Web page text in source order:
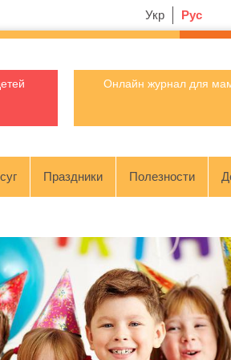
Укр Рус
Онлайн журнал для
Праздники Полезности